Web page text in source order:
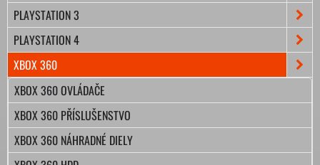
PLAYSTATION 3
PLAYSTATION 4
XBOX 360
XBOX 360 OVLÁDAČE
XBOX 360 PŘÍSLUŠENSTVO
XBOX 360 NÁHRADNÉ DIELY